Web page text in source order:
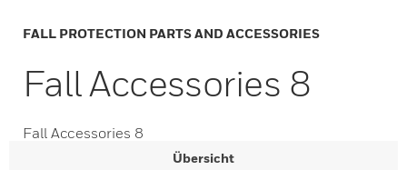
FALL PROTECTION PARTS AND ACCESSORIES
Fall Accessories 8
Fall Accessories 8
Übersicht